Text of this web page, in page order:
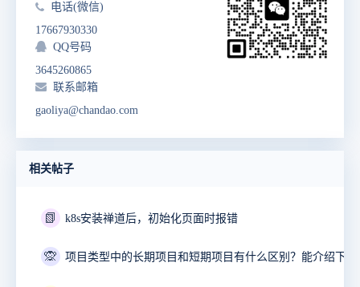
电话(微信)
17667930330
QQ号码
3645260865
联系邮箱
gaoliya@chandao.com
相关帖子
📗 k8s安装禅道后，初始化页面时报错
🙊